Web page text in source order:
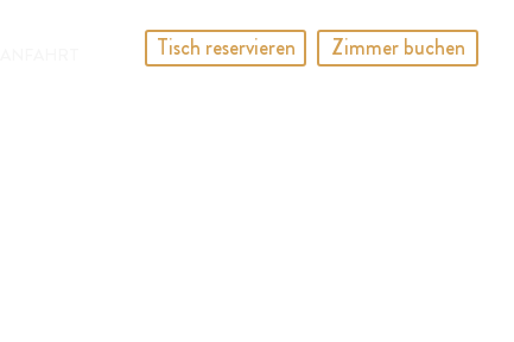
Zimmer buchen
Tisch reservieren